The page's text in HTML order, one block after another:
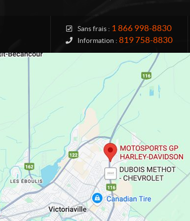
Sans frais : 1 866 998-8830
Information : 819 758-8830